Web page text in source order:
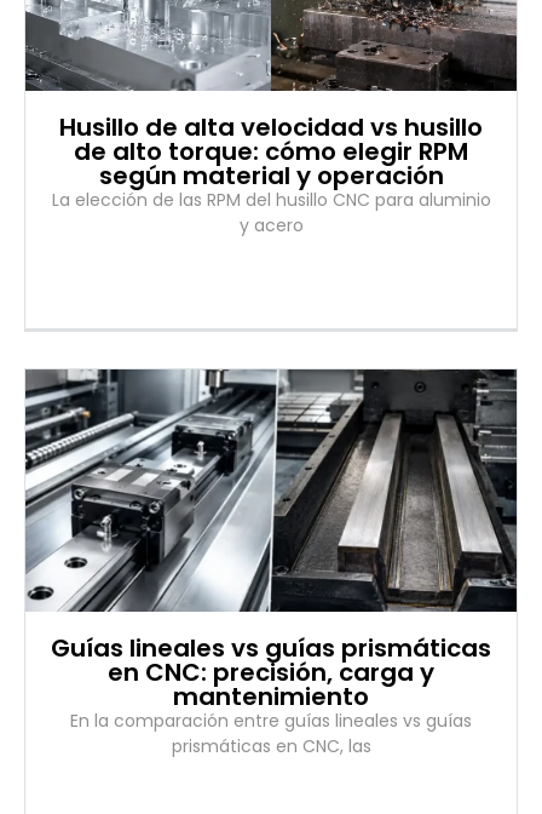
Husillo de alta velocidad vs husillo
de alto torque: cómo elegir RPM
según material y operación
La elección de las RPM del husillo CNC para aluminio
y acero
Guías lineales vs guías prismáticas
en CNC: precisión, carga y
mantenimiento
En la comparación entre guías lineales vs guías
prismáticas en CNC, las